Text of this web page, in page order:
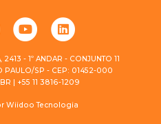
- 1º ANDAR - CONJUNTO 11
PAULO/SP - CEP: 01452-000
| +55 11 3816-1209
Wiidoo Tecnologia